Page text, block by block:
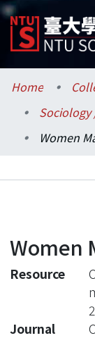
Research
Statistics
Home
Sociology
Women
Resource
Journal